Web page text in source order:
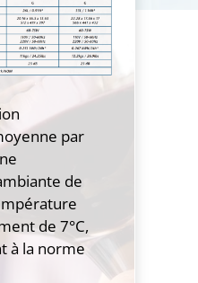
par
de
de 7°C,
à la norme